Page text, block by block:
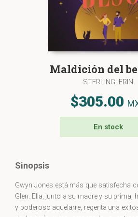
Maldición del
STERLING, ERIN
$305.00
En stock
Sinopsis
Gwyn Jones está más que satisfecha
Glen. Ella, junto a su madre y su prima,
y poderoso aquelarre, regenta una